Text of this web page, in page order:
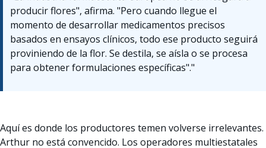
producir flores", afirma. "Pero cuando llegue el
momento de desarrollar medicamentos precisos
basados en ensayos clínicos, todo ese producto seguirá
proviniendo de la flor. Se destila, se aísla o se procesa
para obtener formulaciones específicas"."
Aquí es donde los productores temen volverse irrelevantes.
Arthur no está convencido. Los operadores multiestatales